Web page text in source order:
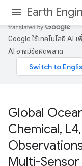
Earth
Google ใช้เทคโนโลยี AI
AI อาจมีข้อผิดพลาด
Global
Chemical, L4,
Multi-Sensor